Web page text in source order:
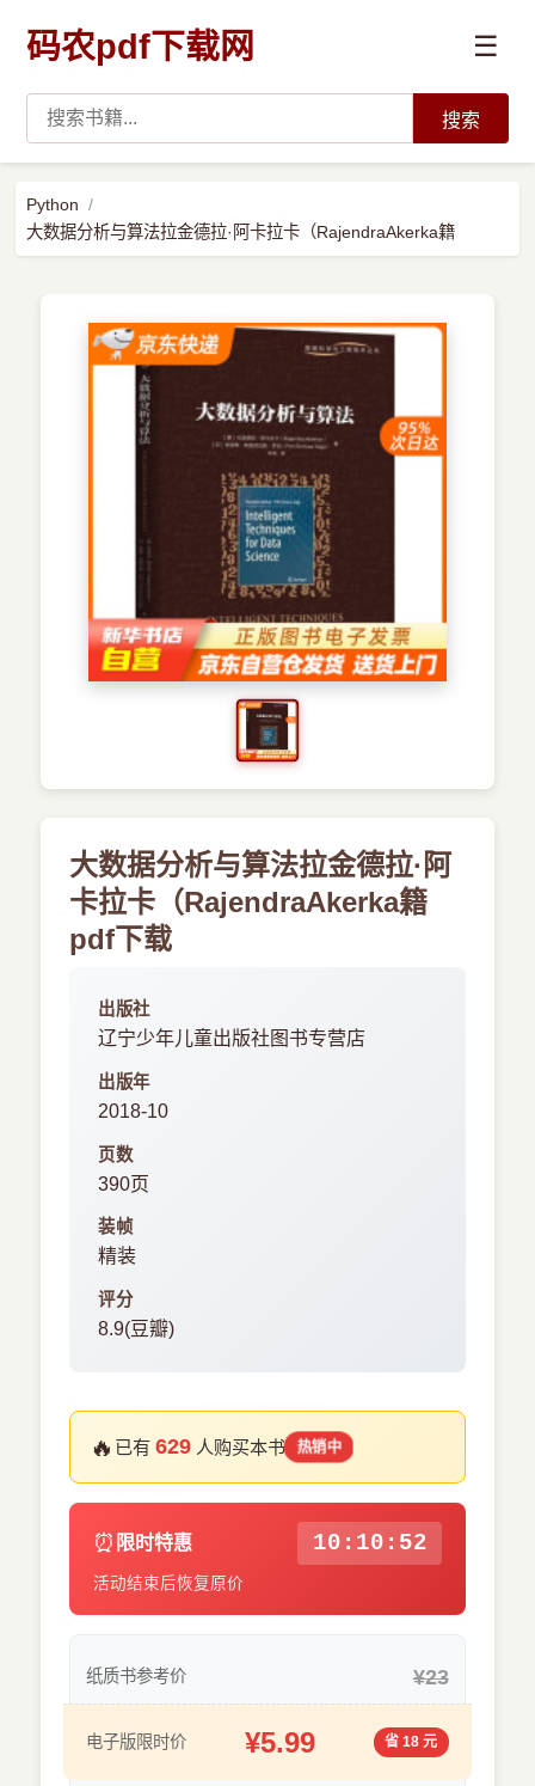
码农pdf下载网 ☰
数据科学与人工智能
预订书籍
搜索
Python
大数据分析与算法拉金德拉·阿卡拉卡（RajendraAkerka籍
大数据分析与算法拉金德拉·阿
卡拉卡（RajendraAkerka籍
pdf下载
出版社
辽宁少年儿童出版社图书专营店
出版年
2018-10
页数
390页
装帧
精装
评分
8.9(豆瓣)
🔥 已有629 人购买本书 热销中
⏰ 限时特惠 10:10:51
活动结束后恢复原价
纸质书参考价 ¥23
电子版限时价 ¥5.99 省 18 元